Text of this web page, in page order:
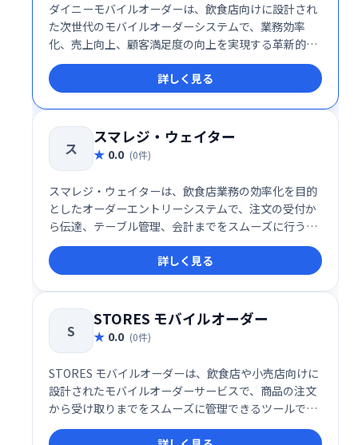
ダイニーモバイルオーダーは、飲食店向けに設計され
た次世代のモバイルオーダーシステムで、業務効率
化、売上向上、顧客満足度の向上を実現する革新的な
ソリューションです。多言語対応やLINE連携機能な
ど、幅広い機能を備え、店舗運営を包括的にサポート
します。
詳しく見る
ス
スマレジ・ウェイター
0.0 (0件)
スマレジ・ウェイターは、飲食店業務の効率化を目的
としたオーダーエントリーシステムで、注文の受付か
ら伝達、テーブル管理、会計までをスムーズに行うこ
とができるクラウドベースのサービスです。iOSアプ
リを活用し、簡単な操作で誰でも使えるよう設計され
ています。
詳しく見る
S
STORES モバイルオーダー
0.0 (0件)
STORES モバイルオーダーは、飲食店や小売店向けに
設計されたモバイルオーダーサービスで、商品の注文
から受け取りまでをスムーズに管理できるツールで
す。初期費用や月額費用が無料で、手軽に導入できる